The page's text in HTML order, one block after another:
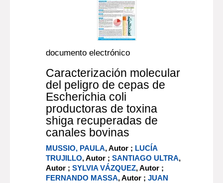
documento electrónico
Caracterización molecular
del peligro de cepas de
Escherichia coli
productoras de toxina
shiga recuperadas de
canales bovinas
MUSSIO, PAULA, Autor ; LUCÍA
TRUJILLO, Autor ;SANTIAGO ULTRA,
Autor ;SYLVIA VÁZQUEZ, Autor ;
FERNANDO MASSA, Autor ;JUAN